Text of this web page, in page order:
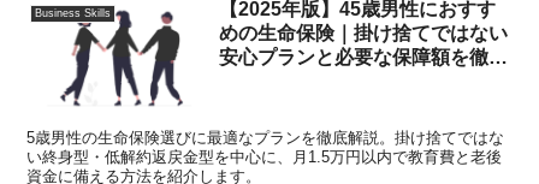
Business Skills
【2025年版】45歳男性におすす
めの生命保険｜掛け捨てではない
安心プランと必要な保障額を徹底
5歳男性の生命保険選びに最適なプランを徹底解説。掛け捨てではな
い終身型・低解約返戻金型を中心に、月1.5万円以内で教育費と老後
資金に備える方法を紹介します。